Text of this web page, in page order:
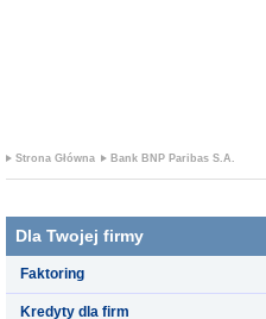
Strona Główna Bank BNP Paribas S.A.
Dla Twojej firmy
Faktoring
Kredyty dla firm